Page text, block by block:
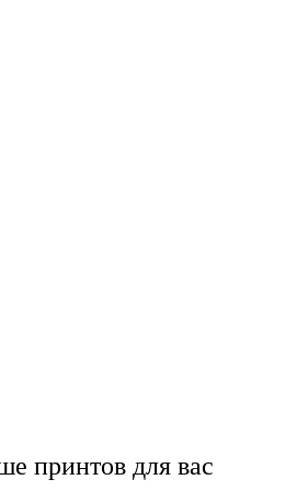
принтов для вас